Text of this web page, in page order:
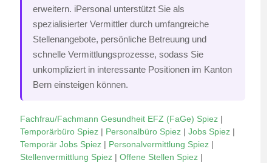
erweitern. iPersonal unterstützt Sie als
spezialisierter Vermittler durch umfangreiche
Stellenangebote, persönliche Betreuung und
schnelle Vermittlungsprozesse, sodass Sie
unkompliziert in interessante Positionen im Kanton
Bern einsteigen können.
Fachfrau/Fachmann Gesundheit EFZ (FaGe) Spiez |
Temporärbüro Spiez | Personalbüro Spiez | Jobs Spiez |
Temporär Jobs Spiez | Personalvermittlung Spiez |
Stellenvermittlung Spiez | Offene Stellen Spiez |